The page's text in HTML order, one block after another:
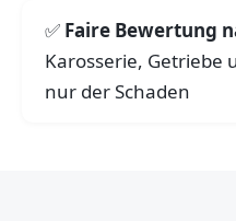
Faire Bewertung
Karosserie, Getriebe
nur der Schaden